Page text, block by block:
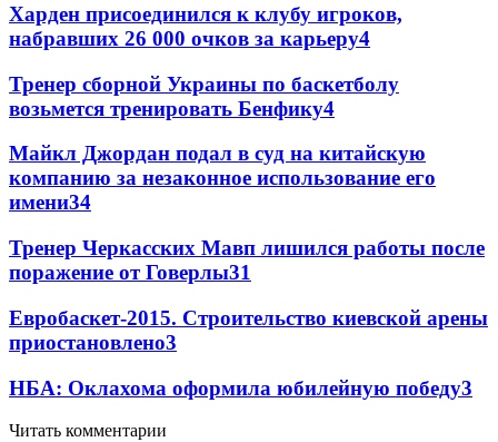
Харден присоединился к клубу игроков,
набравших 26 000 очков за карьеру4
Тренер сборной Украины по баскетболу
возьмется тренировать Бенфику4
Майкл Джордан подал в суд на китайскую
компанию за незаконное использование его
имени34
Тренер Черкасских Мавп лишился работы после
поражение от Говерлы31
Евробаскет-2015. Строительство киевской арены
приостановлено3
НБА: Оклахома оформила юбилейную победу3
Читать комментарии